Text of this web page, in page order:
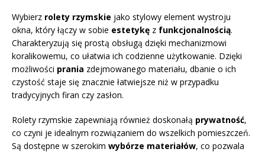
Wybierz rolety rzymskie jako stylowy element wystroju
okna, który łączy w sobie estetykę z funkcjonalnością.
Charakteryzują się prostą obsługą dzięki mechanizmowi
koralikowemu, co ułatwia ich codzienne użytkowanie. Dzięki
możliwości prania zdejmowanego materiału, dbanie o ich
czystość staje się znacznie łatwiejsze niż w przypadku
tradycyjnych firan czy zasłon.
Rolety rzymskie zapewniają również doskonałą prywatność,
co czyni je idealnym rozwiązaniem do wszelkich pomieszczeń.
Są dostępne w szerokim wybórze materiałów, co pozwala